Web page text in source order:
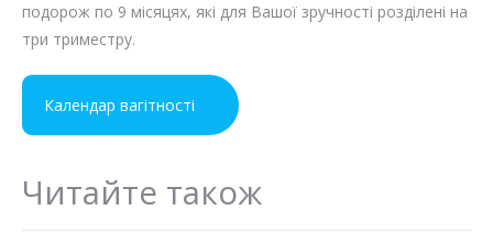
подорож по 9 місяцях, які для Вашої зручності розділені на
три триместру.
Календар вагітності
Читайте також